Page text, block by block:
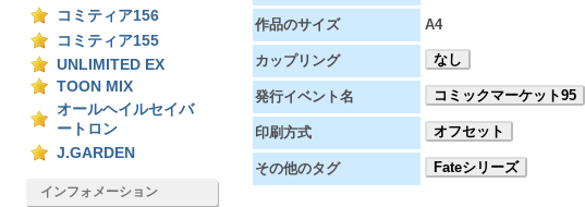
コミティア156
コミティア155
UNLIMITED EX
TOON MIX
オールヘイルセイバ
ートロン
J.GARDEN
インフォメーション
作品のサイズ A4
カップリング なし
発行イベント名 コミックマーケット95
印刷方式 オフセット
その他のタグ Fateシリーズ